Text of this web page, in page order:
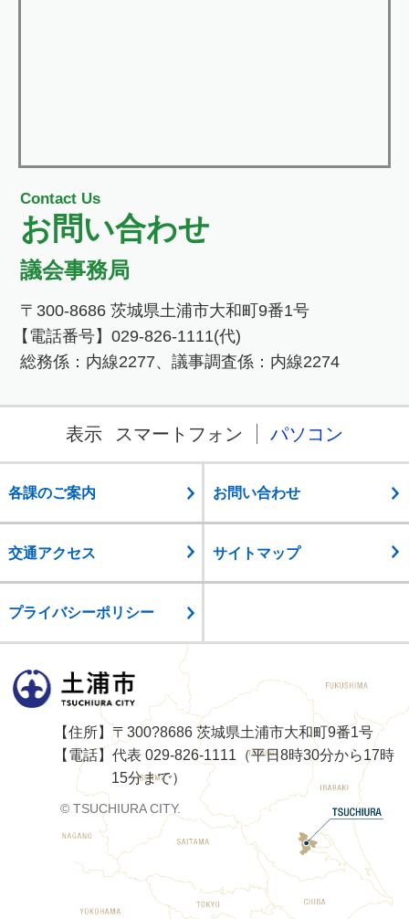
Contact Us
お問い合わせ
議会事務局
〒300-8686 茨城県土浦市大和町9番1号
【電話番号】029-826-1111(代)
総務係：内線2277、議事調査係：内線2274
表示 スマートフォン パソコン
各課のご案内 お問い合わせ
交通アクセス サイトマップ
プライバシーポリシー
土浦市
【住所】〒300?8686 茨城県土浦市大和町9番1号
【電話】代表 029-826-1111（平日8時30分から17時
15分まで）
© TSUCHIURA CITY.